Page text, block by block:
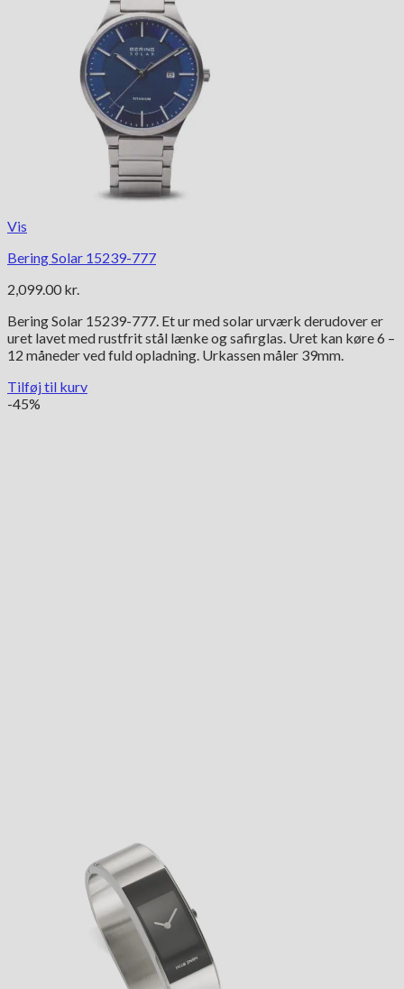
Vis
Bering Solar 15239-777
2,099.00 kr.
Bering Solar 15239-777. Et ur med solar urværk derudover er
uret lavet med rustfrit stål lænke og safirglas. Uret kan køre 6 –
12 måneder ved fuld opladning. Urkassen måler 39mm.
Tilføj til kurv
-45%